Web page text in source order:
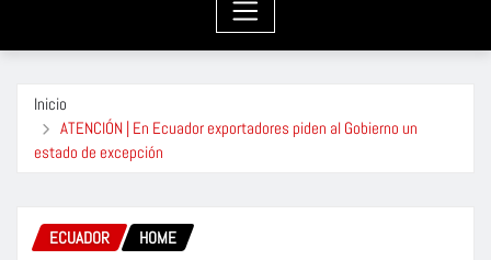
Inicio
ATENCIÓN | En Ecuador exportadores piden al Gobierno un
estado de excepción
ECUADOR HOME